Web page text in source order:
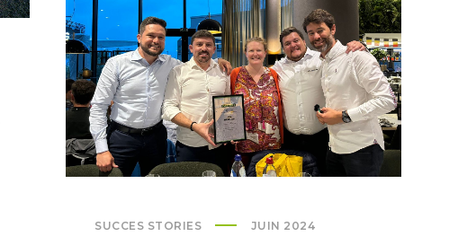
SUCCES STORIES JUIN 2024